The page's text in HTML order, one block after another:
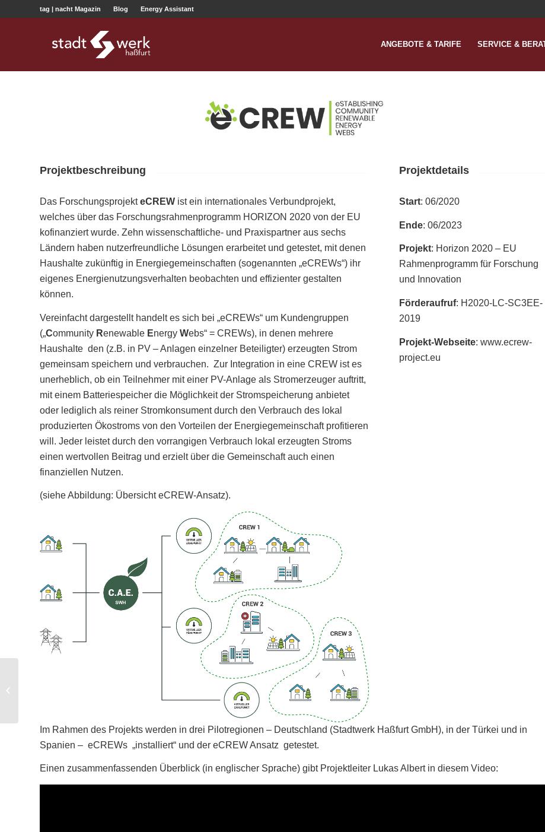
tag | nacht Magazin Blog Energy Assistant
ANGEBOTE & TARIFE SERVICE &
Projektbeschreibung
Das ForschungsprojekteCREW ist ein internationales Verbundprojekt,
welches über das Forschungsrahmenprogramm HORIZON 2020 von der EU
kofinanziert wurde. Zehn wissenschaftliche- und Praxispartner aus sechs
Ländern haben nutzerfreundliche Lösungen erarbeitet und getestet, mit denen
Haushalte zukünftig in Energiegemeinschaften (sogenannten „eCREWs“) ihr
eigenes Energienutzungsverhalten beobachten und effizienter gestalten
können.
Vereinfacht dargestellt handelt es sich bei „eCREWs“ um Kundengruppen
(„Community Renewable Energy Webs“ = CREWs), in denen mehrere
Haushalte den (z.B. in PV – Anlagen einzelner Beteiligter) erzeugten Strom
gemeinsam speichern und verbrauchen. Zur Integration in eine CREW ist es
unerheblich, ob ein Teilnehmer mit einer PV-Anlage als Stromerzeuger auftritt,
mit einem Batteriespeicher die Möglichkeit der Stromspeicherung anbietet
oder lediglich als reiner Stromkonsument durch den Verbrauch des lokal
produzierten Ökostroms von den Vorteilen der Energiegemeinschaft profitieren
will. Jeder leistet durch den vorrangigen Verbrauch lokal erzeugten Stroms
einen wertvollen Beitrag und erzielt über die Gemeinschaft auch einen
finanziellen Nutzen.
(siehe Abbildung: Übersicht eCREW-Ansatz).
Projektdetails
Start: 06/2020
Ende: 06/2023
Projekt: Horizon 2020 – EU
Rahmenprogramm für Forschung
und Innovation
Förderaufruf: H2020-LC-SC3EE-
2019
Projekt-Webseite: www.ecrew-
project.eu
Im Rahmen des Projekts werden in drei Pilotregionen – Deutschland (Stadtwerk Haßfurt GmbH), in der Türkei und in
Spanien – eCREWs „installiert“ und der eCREW Ansatz getestet.
Einen zusammenfassenden Überblick (in englischer Sprache) gibt Projektleiter Lukas Albert in diesem Video: